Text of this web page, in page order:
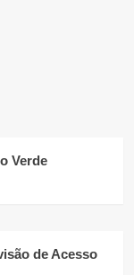
Verde
de Acesso